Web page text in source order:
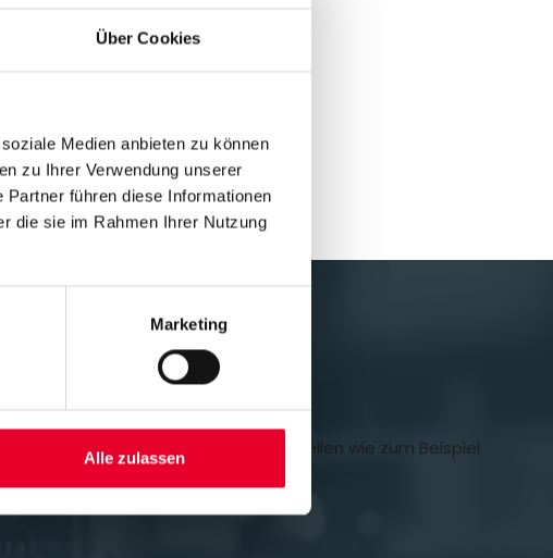
Über Cookies
Medien anbieten zu können
zu Ihrer Verwendung unserer
führen diese Informationen
die sie im Rahmen Ihrer Nutzung
Marketing
Alle zulassen
an die
und verbessert
Schnittstellen
standardisierte Server Schnittstellen wie zum Beispiel